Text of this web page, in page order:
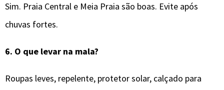
Sim. Praia Central e Meia Praia são boas. Evite após
chuvas fortes.
6. O que levar na mala?
Roupas leves, repelente, protetor solar, calçado para